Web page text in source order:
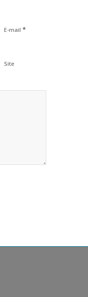
E-mail *
Site